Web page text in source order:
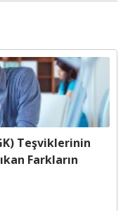
Teşviklerinin
Farkların